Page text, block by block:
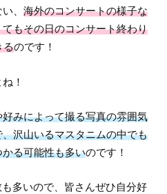
い、海外のコンサートの様子な
もその日のコンサート終わり
るのです！
！
みによって撮る写真の雰囲気
沢山いるマスタニムの中でも
る可能性も多いのです！
多いので、皆さんぜひ自分好